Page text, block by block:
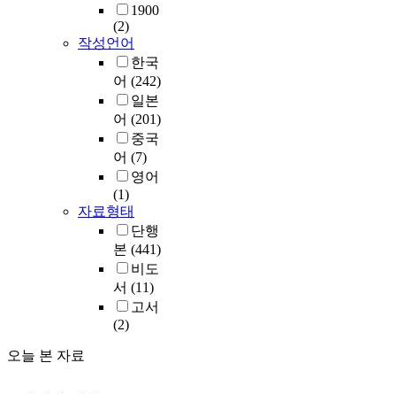
1900
(2)
작성언어
한국
어 (242)
일본
어 (201)
중국
어 (7)
영어
(1)
자료형태
단행
본 (441)
비도
서 (11)
고서
(2)
오늘 본 자료